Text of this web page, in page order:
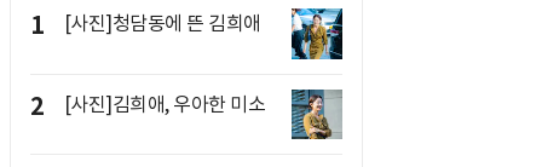
1 [사진]청담동에 뜬 김희애
2 [사진]김희애, 우아한 미소